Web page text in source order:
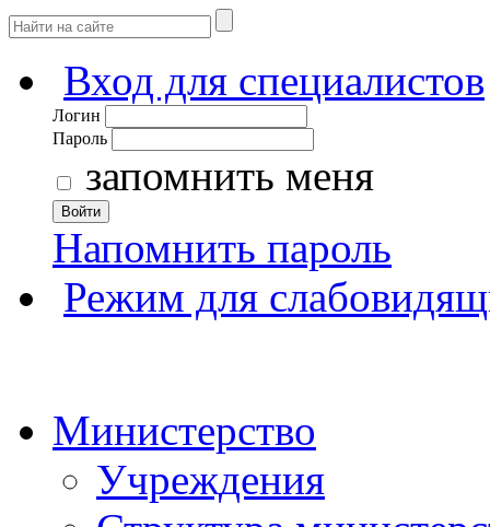
Вход для специалистов
Логин
Пароль
запомнить меня
Войти
Напомнить пароль
Режим для
Министерство
Учреждения